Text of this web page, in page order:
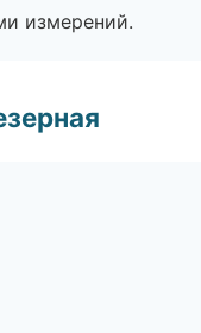
измерений.